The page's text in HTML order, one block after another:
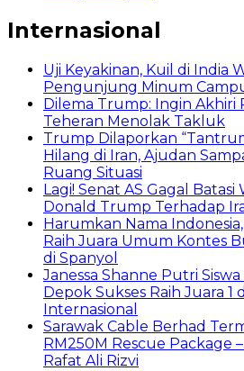
Internasional
Uji Keyakinan, Kuil di India
Pengunjung Minum
Dilema Trump: Ingin Akhiri
Teheran Menolak Takluk
Trump Dilaporkan
Hilang di Iran, Ajudan
Ruang Situasi
Lagi! Senat AS Gagal
Donald Trump Terhadap
Harumkan Nama Indonesia,
Raih Juara Umum Kontes
di Spanyol
Janessa Shanne Putri
Depok Sukses Raih Juara 1
Internasional
Sarawak Cable Berhad
RM250M Rescue Package
Rafat Ali Rizvi